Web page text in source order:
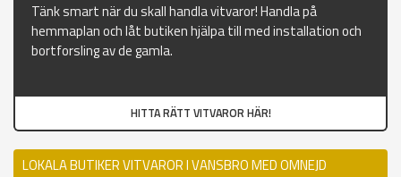
Tänk smart när du skall handla vitvaror! Handla på
hemmaplan och låt butiken hjälpa till med installation och
bortforsling av de gamla.
HITTA RÄTT VITVAROR HÄR!
LOKALA BUTIKER VITVAROR I VANSBRO MED OMNEJD